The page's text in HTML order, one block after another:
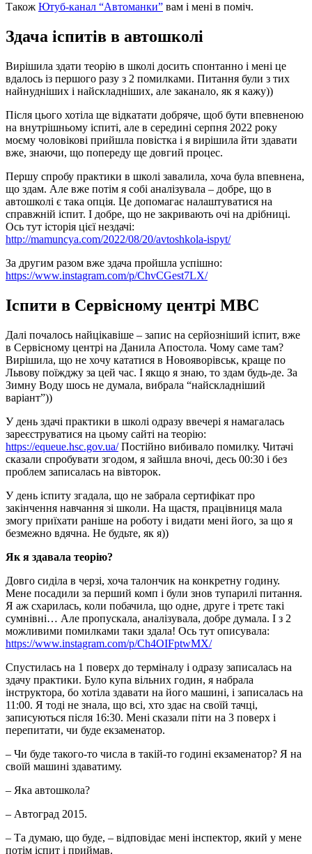
Також Ютуб-канал “Автоманки” вам і мені в поміч.
Здача іспитів в автошколі
Вирішила здати теорію в школі досить спонтанно і мені це
вдалось із першого разу з 2 помилками. Питання були з тих
найнудніших і найскладніших, але заканало, як я кажу))
Після цього хотіла ще відкатати добряче, щоб бути впевненою
на внутрішньому іспиті, але в середині серпня 2022 року
моєму чоловікові прийшла повістка і я вирішила йти здавати
вже, знаючи, що попереду ще довгий процес.
Першу спробу практики в школі завалила, хоча була впевнена,
що здам. Але вже потім я собі аналізувала – добре, що в
автошколі є така опція. Це допомагає налаштуватися на
справжній іспит. І добре, що не закривають очі на дрібниці.
Ось тут історія цієї нездачі:
http://mamuncya.com/2022/08/20/avtoshkola-ispyt/
За другим разом вже здача пройшла успішно:
https://www.instagram.com/p/ChvCGest7LX/
Іспити в Сервісному центрі МВС
Далі почалось найцікавіше – запис на серйозніший іспит, вже
в Сервісному центрі на Данила Апостола. Чому саме там?
Вирішила, що не хочу кататися в Новояворівськ, краще по
Львову поїжджу за цей час. І якщо я знаю, то здам будь-де. За
Зимну Воду шось не думала, вибрала “найскладніший
варіант”))
У день здачі практики в школі одразу ввечері я намагалась
зареєструватися на цьому сайті на теорію:
https://equeue.hsc.gov.ua/Постійно вибивало помилку. Читачі
сказали спробувати згодом, я зайшла вночі, десь 00:30 і без
проблем записалась на вівторок.
У день іспиту згадала, що не забрала сертифікат про
закінчення навчання зі школи. На щастя, працівниця мала
змогу приїхати раніше на роботу і видати мені його, за що я
безмежно вдячна. Не будьте, як я))
Як я здавала теорію?
Довго сиділа в черзі, хоча талончик на конкретну годину.
Мене посадили за перший комп і були знов тупарилі питання.
Я аж схарилась, коли побачила, що одне, друге і третє такі
сумнівні… Але пропускала, аналізувала, добре думала. І з 2
можливими помилками таки здала! Ось тут описувала:
https://www.instagram.com/p/Ch4OIFptwMX/
Спустилась на 1 поверх до терміналу і одразу записалась на
здачу практики. Було купа вільних годин, я набрала
інструктора, бо хотіла здавати на його машині, і записалась на
11:00. Я тоді не знала, що всі, хто здає на своїй тачці,
записуються після 16:30. Мені сказали піти на 3 поверх і
перепитати, чи буде екзаменатор.
– Чи буде такого-то числа в такій-то годині екзаменатор? Я на
своїй машині здаватиму.
– Яка автошкола?
– Автоград 2015.
– Та думаю, що буде, – відповідає мені інспектор, який у мене
потім іспит і приймав.